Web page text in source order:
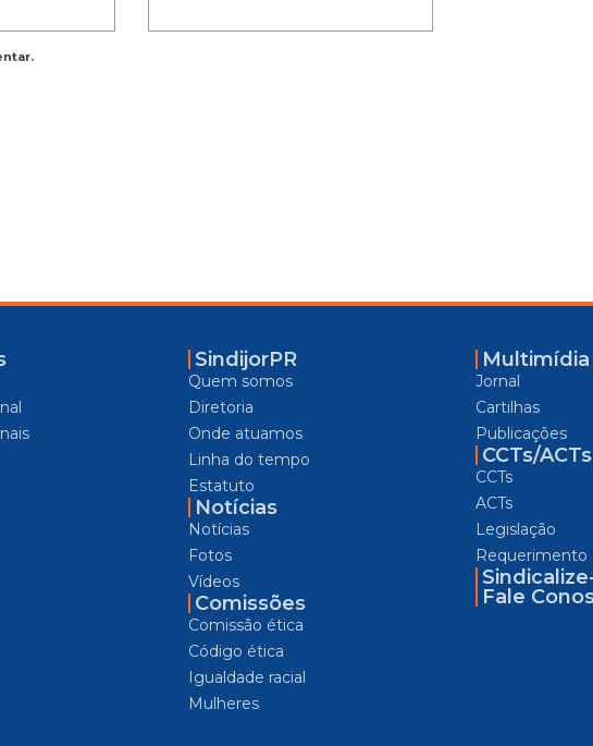
SindijorPR
Quem somos
Diretoria
Onde atuamos
Linha do tempo
Estatuto
Notícias
Notícias
Fotos
Vídeos
Comissões
Comissão ética
Código ética
Igualdade racial
Mulheres
Multimídia
Jornal
Cartilhas
Publicações
CCTs/ACTs
CCTs
ACTs
Legislação
Requerimento
Fale